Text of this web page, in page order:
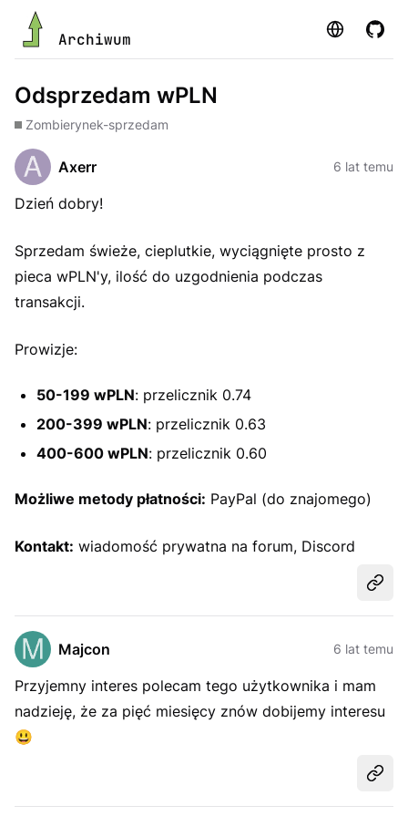
Archiwum Strona
Odsprzedam wPLN
Zombierynek-sprzedam
Axerr 6 lat temu
Dzień dobry!
Sprzedam świeże, cieplutkie, wyciągnięte prosto z
pieca wPLN'y, ilość do uzgodnienia podczas
transakcji.
Prowizje:
50-199 wPLN: przelicznik 0.74
200-399 wPLN: przelicznik 0.63
400-600 wPLN: przelicznik 0.60
Możliwe metody płatności: PayPal (do znajomego)
Kontakt: wiadomość prywatna na forum, Discord
Majcon 6 lat temu
Przyjemny interes polecam tego użytkownika i mam
nadzieję, że za pięć miesięcy znów dobijemy interesu
😃